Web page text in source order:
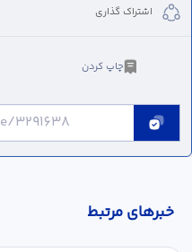
اشتراک گذاری
چاپ کردن
خبر‌های مرتبط